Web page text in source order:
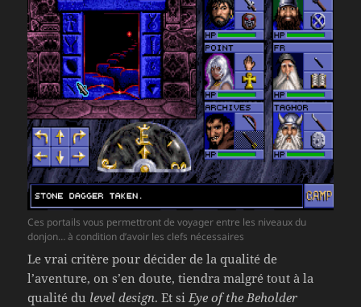
Ces portails vous permettront de voyager entre les niveaux du
donjon… à condition d’avoir les clefs nécessaires
Le vrai critère pour décider de la qualité de
l’aventure, on s’en doute, tiendra malgré tout à la
qualité du level design. Et si Eye of the Beholder